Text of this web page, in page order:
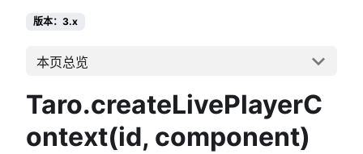
版本：3.x
本页总览
Taro.createLivePlayerC
ontext(id, component)